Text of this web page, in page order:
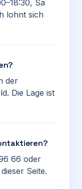
Sa
lohnt sich
der
Die Lage ist
66 oder
Seite.